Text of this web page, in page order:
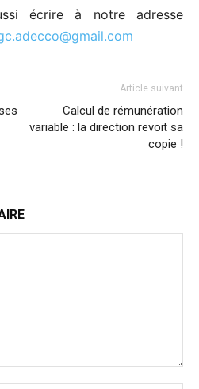
écrire à notre adresse
Article suivant
Calcul de rémunération
variable : la direction revoit sa
copie !